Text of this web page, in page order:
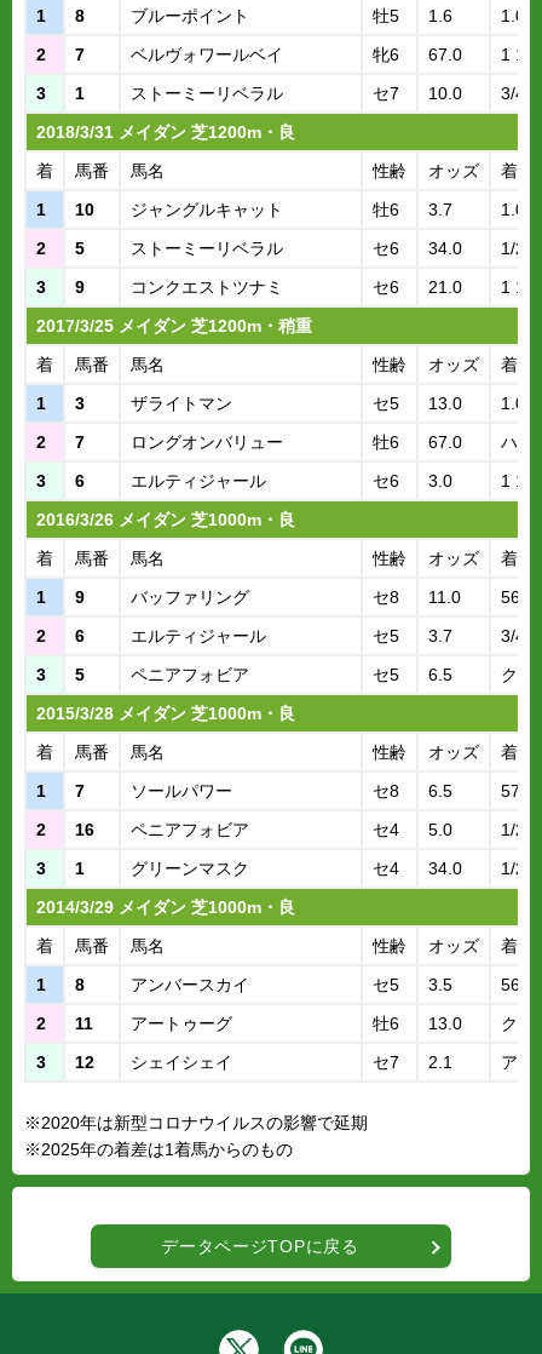
1
8 ブルーポイント 牡5 1.6
2
7 ベルヴォワールベイ 牝6 67.0
1 1/4
3
1 ストーミーリベラル セ7 10.0
3/4
2018/3/31 メイダン 芝1200m・良
着
馬番 馬名 性齢 オッズ
着差
1
10 ジャングルキャット 牡6 3.7
2
5 ストーミーリベラル セ6 34.0
1/2
3
9 コンクエストツナミ セ6 21.0
1 1/2
2017/3/25 メイダン 芝1200m・稍重
着
馬番 馬名 性齢 オッズ
着差
1
3 ザライトマン セ5 13.0
2
7 ロングオンバリュー 牡6 67.0
ハナ
3
6 エルティジャール セ6 3.0
1 1/4
2016/3/26 メイダン 芝1000m・良
着
馬番 馬名 性齢 オッズ
着差
1
9 バッファリング セ8 11.0
2
6 エルティジャール セ5 3.7
3/4
3
5 ペニアフォビア セ5 6.5
クビ
2015/3/28 メイダン 芝1000m・良
着
馬番 馬名 性齢 オッズ
着差
1
7 ソールパワー セ8 6.5
2
16 ペニアフォビア セ4 5.0
1/2
3
1 グリーンマスク セ4 34.0
1/2
2014/3/29 メイダン 芝1000m・良
着
馬番 馬名 性齢 オッズ
着差
1
8 アンバースカイ セ5 3.5
2
11 アートゥーグ 牡6 13.0
クビ
3
12 シェイシェイ セ7 2.1 アタ
※2020年は新型コロナウイルスの影響で延期
※2025年の着差は1着馬からのもの
データページTOPに戻る